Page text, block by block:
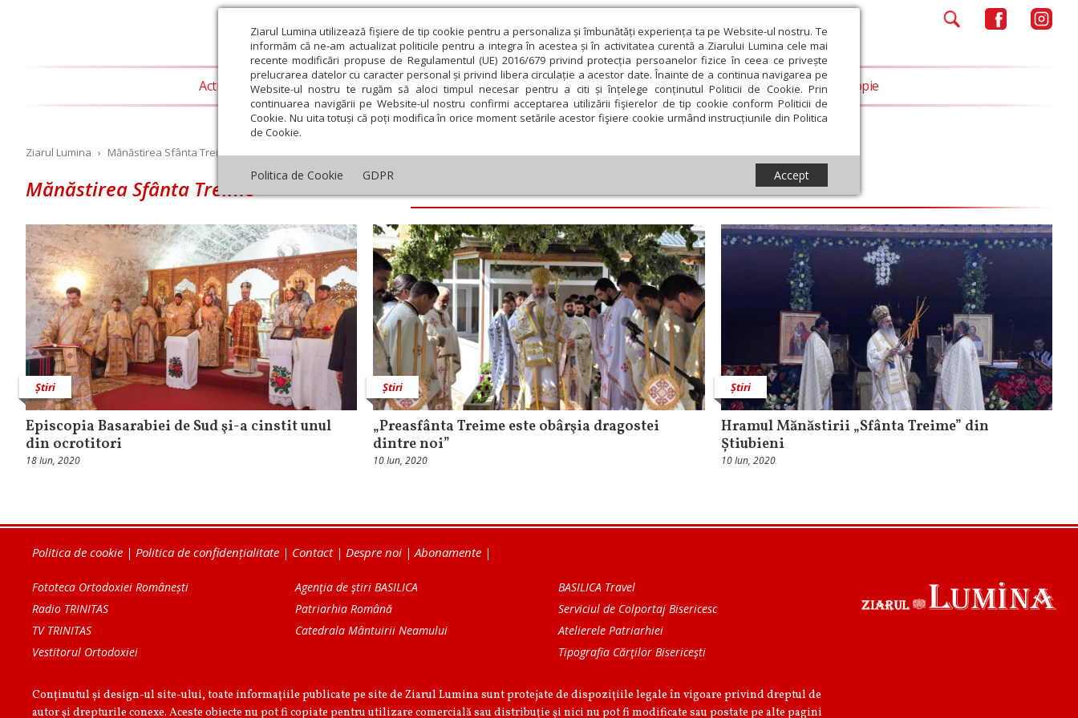
Ziarul Lumina utilizează fişiere de tip cookie pentru a personaliza și îmbunătăți experiența ta pe Website-ul nostru. Te
informăm că ne-am actualizat politicile pentru a integra în acestea și în activitatea curentă a Ziarului Lumina cele mai
recente modificări propuse de Regulamentul (UE) 2016/679 privind protecția persoanelor fizice în ceea ce privește
prelucrarea datelor cu caracter personal și privind libera circulație a acestor date. Înainte de a continua navigarea pe
Website-ul nostru te rugăm să aloci timpul necesar pentru a citi și înțelege conținutul Politicii de Cookie. Prin
continuarea navigării pe Website-ul nostru confirmi acceptarea utilizării fişierelor de tip cookie conform Politicii de
Cookie. Nu uita totuși că poți modifica în orice moment setările acestor fişiere cookie urmând instrucțiunile din Politica
de Cookie.
Politica de Cookie GDPR Accept
Actualitate religioasă Teologie și spiritualitate Educaţie și Cultură Societate Opinii Filantropie
Ziarul Lumina › Mănăstirea Sfânta Treime
Mănăstirea Sfânta Treime
Știri
Episcopia Basarabiei de Sud şi-a cinstit unul
din ocrotitori
18 Iun, 2020
Știri
„Preasfânta Treime este obârşia dragostei
dintre noi”
10 Iun, 2020
Știri
Hramul Mănăstirii „Sfânta Treime” din
Știubieni
10 Iun, 2020
Politica de cookie | Politica de confidențialitate | Contact| Despre noi |Abonamente |
Fototeca Ortodoxiei Românești
Radio TRINITAS
TV TRINITAS
Vestitorul Ortodoxiei
Agenţia de ştiri BASILICA
Patriarhia Română
Catedrala Mântuirii Neamului
BASILICA Travel
Serviciul de Colportaj Bisericesc
Atelierele Patriarhiei
Tipografia Cărţilor Bisericeşti
Conținutul și design-ul site-ului, toate informaţiile publicate pe site de Ziarul Lumina sunt protejate de dispoziţiile legale în vigoare privind dreptul de
autor şi drepturile conexe. Aceste obiecte nu pot fi copiate pentru utilizare comercială sau distribuţie şi nici nu pot fi modificate sau postate pe alte pagini